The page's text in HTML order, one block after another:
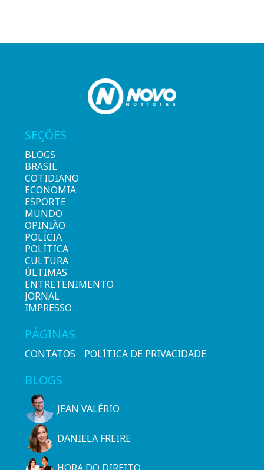
SEÇÕES
BLOGS
BRASIL
COTIDIANO
ECONOMIA
ESPORTE
MUNDO
OPINIÃO
POLÍCIA
POLÍTICA
CULTURA
ÚLTIMAS
ENTRETENIMENTO
JORNAL
IMPRESSO
PÁGINAS
CONTATOS POLÍTICA DE PRIVACIDADE
BLOGS
JEAN VALÉRIO
DANIELA FREIRE